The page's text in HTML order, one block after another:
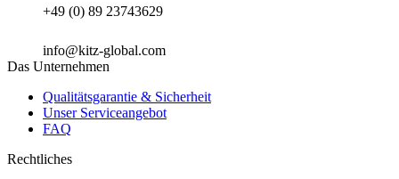
+49 (0) 89 23743629
info@kitz-global.com
Das Unternehmen
Qualitätsgarantie & Sicherheit
Unser Serviceangebot
FAQ
Rechtliches